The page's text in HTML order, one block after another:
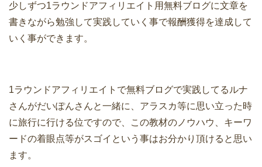
少しずつ1ラウンドアフィリエイト用無料ブログに文章を
書きながら勉強して実践していく事で報酬獲得を達成して
いく事ができます。
1ラウンドアフィリエイトで無料ブログで実践してるルナ
さんがだいぽんさんと一緒に、アラスカ等に思い立った時
に旅行に行ける位ですので、この教材のノウハウ、キーワ
ードの着眼点等がスゴイという事はお分かり頂けると思い
ます。